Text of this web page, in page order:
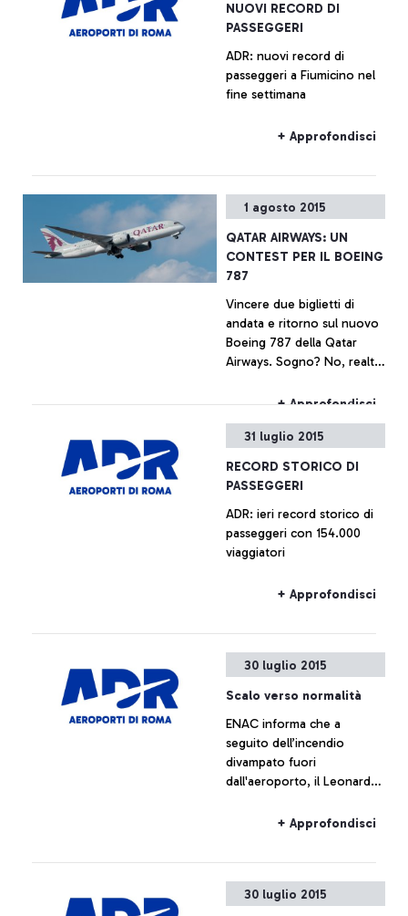
NUOVI RECORD DI
PASSEGGERI
ADR: nuovi record di
passeggeri a Fiumicino nel
fine settimana
+ Approfondisci
1 agosto 2015
QATAR AIRWAYS: UN
CONTEST PER IL BOEING
787
Vincere due biglietti di
andata e ritorno sul nuovo
Boeing 787 della Qatar
Airways. Sogno? No, realtà.
Boeing 787 Dreamliner sulla
compagnia araba lancia il
+ Approfondisci
31 luglio 2015
RECORD STORICO DI
PASSEGGERI
ADR: ieri record storico di
passeggeri con 154.000
viaggiatori
+ Approfondisci
30 luglio 2015
Scalo verso normalità
ENAC informa che a
seguito dell’incendio
divampato fuori
dall'aeroporto, il Leonardo
normalità+ Approfondisci
30 luglio 2015